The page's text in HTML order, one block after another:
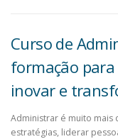
Curso de
formação
inovar e
Administrar é muito mais
estratégias, liderar